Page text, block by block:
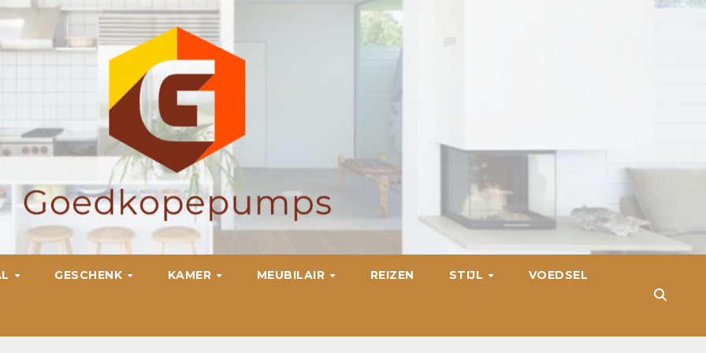
GESCHENK KAMER MEUBILAIR REIZEN STIJL VOEDSEL